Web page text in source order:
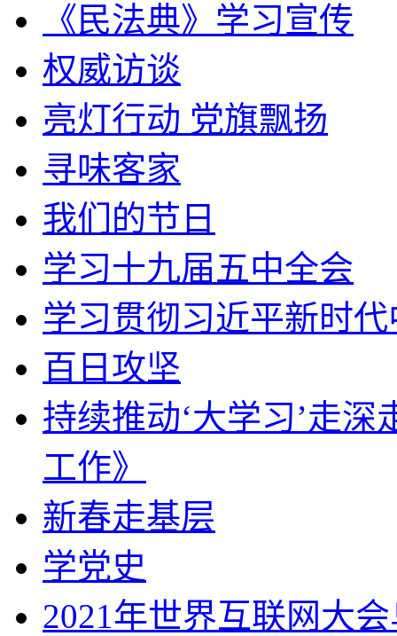
《民法典》学习宣传
权威访谈
亮灯行动 党旗飘扬
寻味客家
我们的节日
学习十九届五中全会
学习贯彻习近平新时
百日攻坚
持续推动‘大学习’走
工作》
新春走基层
学党史
2021年世界互联网大